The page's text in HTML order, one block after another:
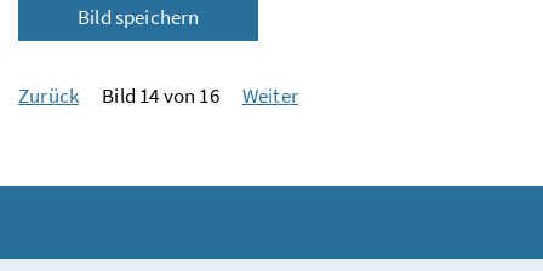
Bild speichern
Zurück Bild 14 von 16 Weiter